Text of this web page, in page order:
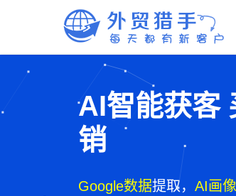
AI智能获客
销
Google数据提取， AI画像